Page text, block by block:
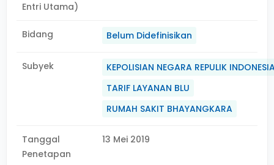
Entri Utama)
Bidang Belum Didefinisikan
Subyek
KEPOLISIAN NEGARA REPULIK
TARIF LAYANAN BLU
RUMAH SAKIT BHAYANGKARA
Tanggal
Penetapan
13 Mei 2019